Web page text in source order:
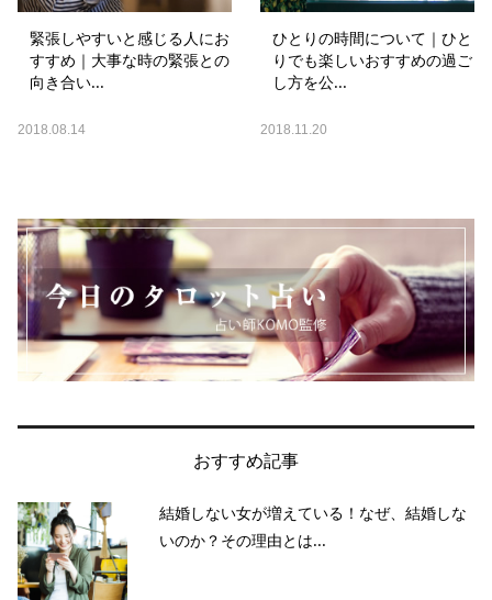
緊張しやすいと感じる人にお
すすめ｜大事な時の緊張との
向き合い...
2018.08.14
ひとりの時間について｜ひと
りでも楽しいおすすめの過ご
し方を公...
2018.11.20
おすすめ記事
結婚しない女が増えている！なぜ、結婚しな
いのか？その理由とは...